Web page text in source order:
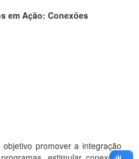
em Ação: Conexões
promover a integração